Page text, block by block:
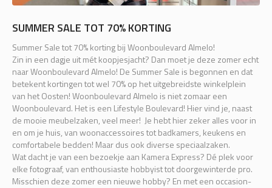
SUMMER SALE TOT 70% KORTING
Summer Sale tot 70% korting bij Woonboulevard Almelo!
Zin in een dagje uit mét koopjesjacht? Dan moet je deze zomer echt
naar Woonboulevard Almelo! De Summer Sale is begonnen en dat
betekent kortingen tot wel 70% op het uitgebreidste winkelplein
van het Oosten! Woonboulevard Almelo is niet zomaar een
Woonboulevard. Het is een Lifestyle Boulevard! Hier vind je, naast
de mooie meubelzaken, veel meer! Je hebt hier zeker alles voor in
en om je huis, van woonaccessoires tot badkamers, keukens en
comfortabele bedden! Maar dus ook diverse speciaalzaken.
Wat dacht je van een bezoekje aan Kamera Express? Dé plek voor
elke fotograaf, van enthousiaste hobbyist tot doorgewinterde pro.
Misschien deze zomer een nieuwe hobby? En met een occasion-